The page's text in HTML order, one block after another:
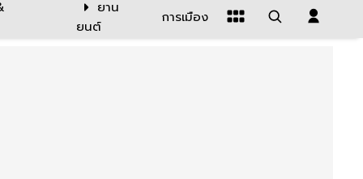
ยาน
ยนต์
การเมือง